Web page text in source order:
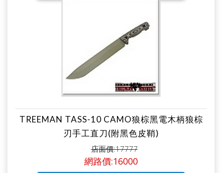
TREEMAN TASS-10 CAMO狼棕黑電木柄狼棕
刃手工直刀(附黑色皮鞘)
店面價:17777
網路價:16000